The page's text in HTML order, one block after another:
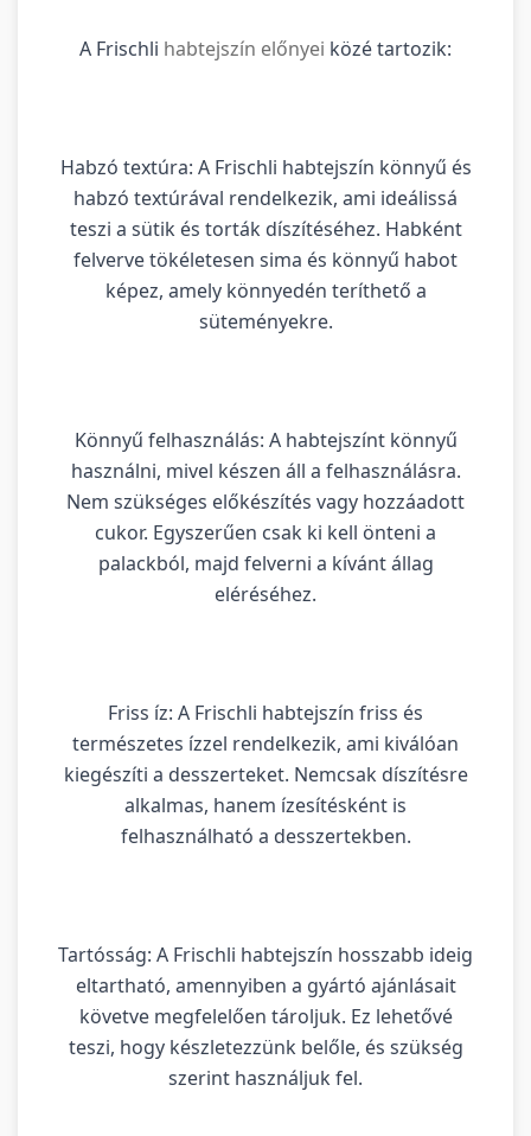
A Frischli habtejszín előnyei közé tartozik:
Habzó textúra: A Frischli habtejszín könnyű és
habzó textúrával rendelkezik, ami ideálissá
teszi a sütik és torták díszítéséhez. Habként
felverve tökéletesen sima és könnyű habot
képez, amely könnyedén teríthető a
süteményekre.
Könnyű felhasználás: A habtejszínt könnyű
használni, mivel készen áll a felhasználásra.
Nem szükséges előkészítés vagy hozzáadott
cukor. Egyszerűen csak ki kell önteni a
palackból, majd felverni a kívánt állag
eléréséhez.
Friss íz: A Frischli habtejszín friss és
természetes ízzel rendelkezik, ami kiválóan
kiegészíti a desszerteket. Nemcsak díszítésre
alkalmas, hanem ízesítésként is
felhasználható a desszertekben.
Tartósság: A Frischli habtejszín hosszabb ideig
eltartható, amennyiben a gyártó ajánlásait
követve megfelelően tároljuk. Ez lehetővé
teszi, hogy készletezzünk belőle, és szükség
szerint használjuk fel.